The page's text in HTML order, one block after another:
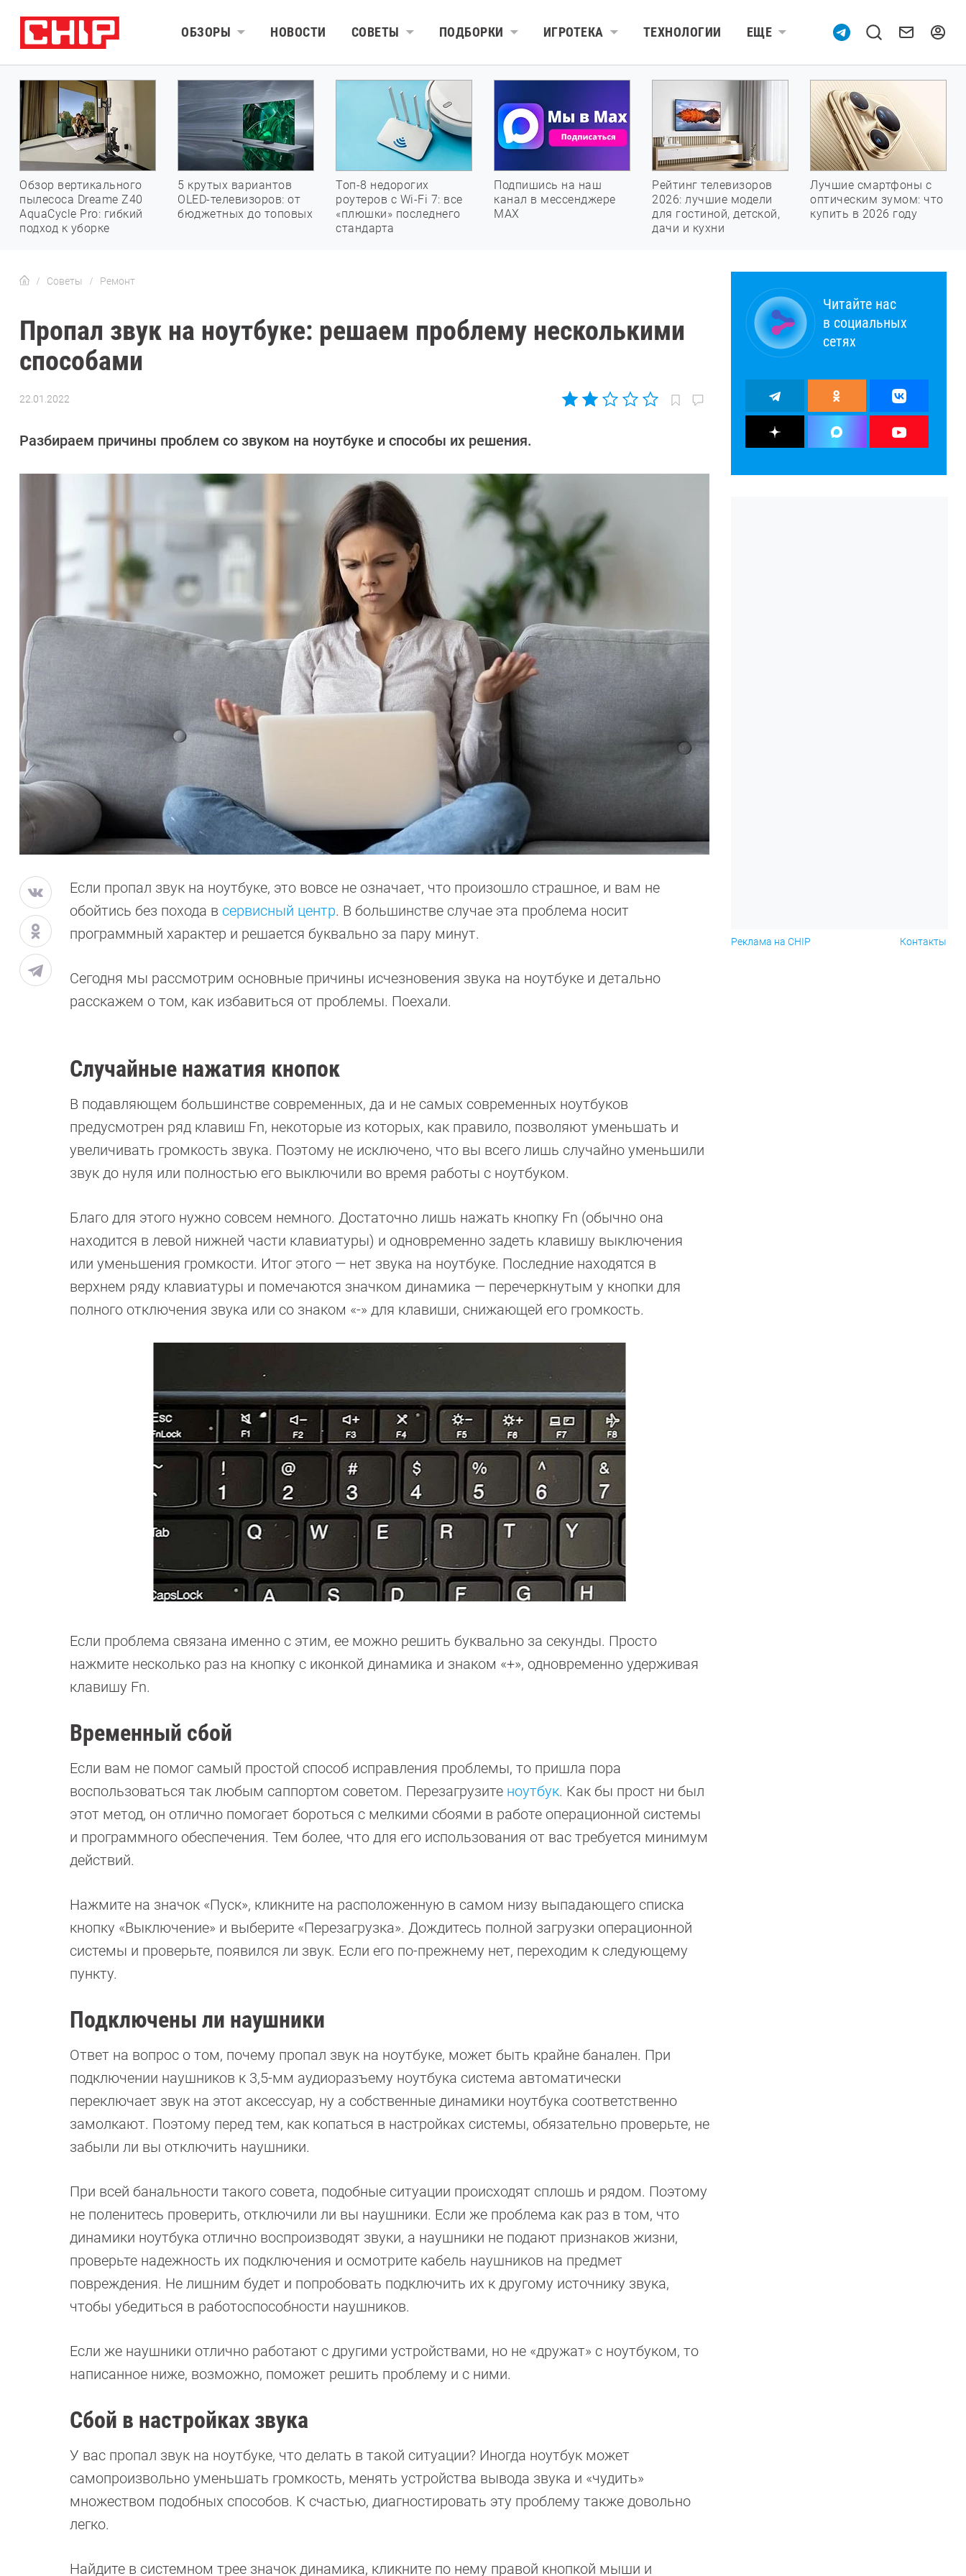
ОБЗОРЫ НОВОСТИ СОВЕТЫ ПОДБОРКИ ИГРОТЕКА ТЕХНОЛОГИИ ЕЩЕ
Обзор вертикального
пылесоса Dreame Z40
AquaCycle Pro: гибкий
подход к уборке
5 крутых вариантов
OLED-телевизоров: от
бюджетных до топовых
Топ-8 недорогих
роутеров с Wi-Fi 7: все
«плюшки» последнего
стандарта
Подпишись на наш
канал в мессенджере
МАХ
Рейтинг телевизоров
2026: лучшие модели
для гостиной, детской,
дачи и кухни
Лучшие смартфоны с
оптическим зумом: что
купить в 2026 году
Советы Ремонт
Пропал звук на ноутбуке: решаем проблему несколькими
способами
22.01.2022
Разбираем причины проблем со звуком на ноутбуке и способы их решения.
Если пропал звук на ноутбуке, это вовсе не означает, что произошло страшное, и вам не
обойтись без похода в сервисный центр. В большинстве случае эта проблема носит
программный характер и решается буквально за пару минут.
Сегодня мы рассмотрим основные причины исчезновения звука на ноутбуке и детально
расскажем о том, как избавиться от проблемы. Поехали.
Случайные нажатия кнопок
В подавляющем большинстве современных, да и не самых современных ноутбуков
предусмотрен ряд клавиш Fn, некоторые из которых, как правило, позволяют уменьшать и
увеличивать громкость звука. Поэтому не исключено, что вы всего лишь случайно уменьшили
звук до нуля или полностью его выключили во время работы с ноутбуком.
Благо для этого нужно совсем немного. Достаточно лишь нажать кнопку Fn (обычно она
находится в левой нижней части клавиатуры) и одновременно задеть клавишу выключения
или уменьшения громкости. Итог этого — нет звука на ноутбуке. Последние находятся в
верхнем ряду клавиатуры и помечаются значком динамика — перечеркнутым у кнопки для
полного отключения звука или со знаком «-» для клавиши, снижающей его громкость.
Если проблема связана именно с этим, ее можно решить буквально за секунды. Просто
нажмите несколько раз на кнопку с иконкой динамика и знаком «+», одновременно удерживая
клавишу Fn.
Временный сбой
Если вам не помог самый простой способ исправления проблемы, то пришла пора
воспользоваться так любым саппортом советом. Перезагрузите ноутбук. Как бы прост ни был
этот метод, он отлично помогает бороться с мелкими сбоями в работе операционной системы
и программного обеспечения. Тем более, что для его использования от вас требуется минимум
действий.
Нажмите на значок «Пуск», кликните на расположенную в самом низу выпадающего списка
кнопку «Выключение» и выберите «Перезагрузка». Дождитесь полной загрузки операционной
системы и проверьте, появился ли звук. Если его по-прежнему нет, переходим к следующему
пункту.
Подключены ли наушники
Ответ на вопрос о том, почему пропал звук на ноутбуке, может быть крайне банален. При
подключении наушников к 3,5-мм аудиоразъему ноутбука система автоматически
переключает звук на этот аксессуар, ну а собственные динамики ноутбука соответственно
замолкают. Поэтому перед тем, как копаться в настройках системы, обязательно проверьте, не
забыли ли вы отключить наушники.
При всей банальности такого совета, подобные ситуации происходят сплошь и рядом. Поэтому
не поленитесь проверить, отключили ли вы наушники. Если же проблема как раз в том, что
динамики ноутбука отлично воспроизводят звуки, а наушники не подают признаков жизни,
проверьте надежность их подключения и осмотрите кабель наушников на предмет
повреждения. Не лишним будет и попробовать подключить их к другому источнику звука,
чтобы убедиться в работоспособности наушников.
Если же наушники отлично работают с другими устройствами, но не «дружат» с ноутбуком, то
написанное ниже, возможно, поможет решить проблему и с ними.
Сбой в настройках звука
У вас пропал звук на ноутбуке, что делать в такой ситуации? Иногда ноутбук может
самопроизвольно уменьшать громкость, менять устройства вывода звука и «чудить»
множеством подобных способов. К счастью, диагностировать эту проблему также довольно
легко.
Найдите в системном трее значок динамика, кликните по нему правой кнопкой мыши и
Читайте нас
в социальных
сетях
Реклама на CHIP Контакты